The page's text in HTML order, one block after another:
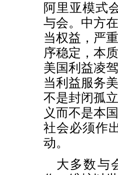
阿里亚模式
与会。中方
当权益，严
序稳定，本
美国利益凌
当利益服务
不是封闭孤
义而不是本
社会必须作
动。
大多数与